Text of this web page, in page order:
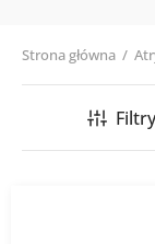
Strona główna /
Filtry